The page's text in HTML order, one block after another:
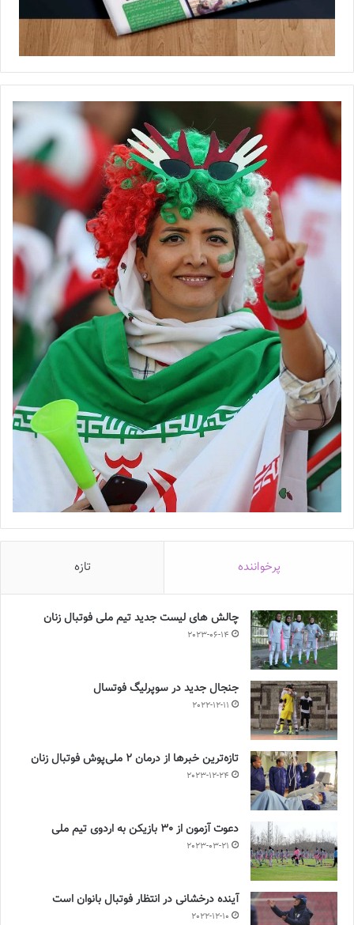
پرخواننده تازه
چالش هاى ليست جدید تيم ملى فوتبال زنان
2023-06-14
جنجال جدید در سوپرلیگ فوتسال
2022-12-11
تازه‌ترین خبرها از درمان ۲ ملی‌پوش فوتبال زنان
2023-12-24
دعوت آزمون از 30 بازیکن به اردوی تیم ملی
2023-03-21
آینده درخشانی در انتظار فوتبال بانوان است
2022-12-10